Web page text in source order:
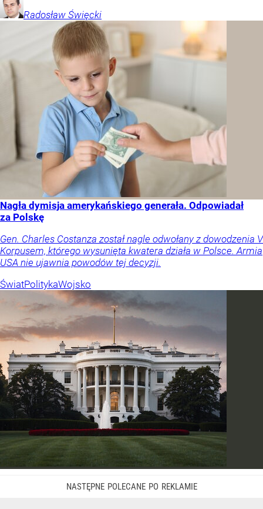
Radosław Święcki
Nagła dymisja amerykańskiego generała. Odpowiadał
za Polskę
Gen. Charles Costanza został nagle odwołany z dowodzenia V
Korpusem, którego wysunięta kwatera działa w Polsce. Armia
USA nie ujawnia powodów tej decyzji.
ŚwiatPolitykaWojsko